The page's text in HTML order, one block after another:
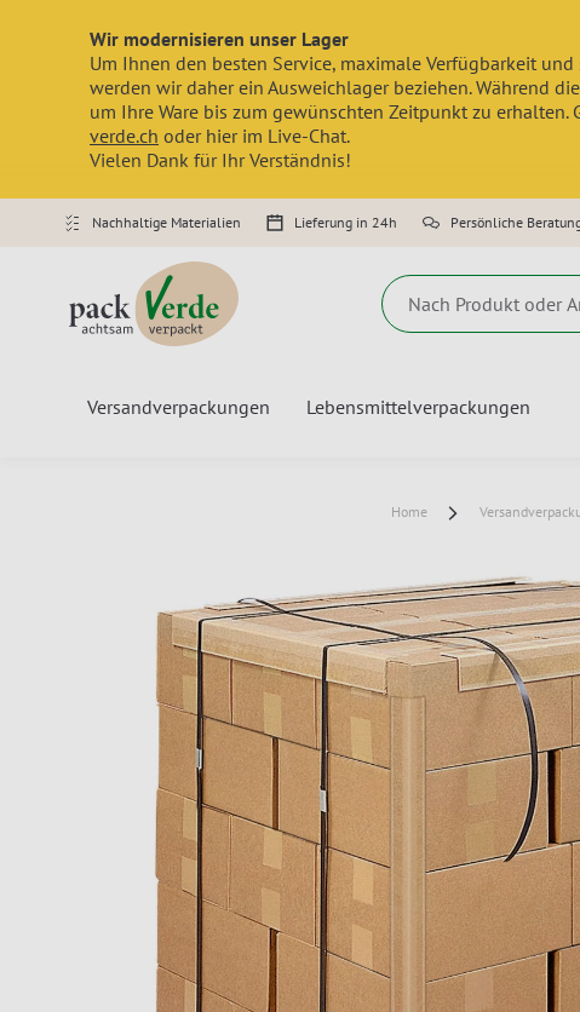
Wir modernisieren unser Lager
Um Ihnen den besten Service, maximale Verfügbarkeit
werden wir daher ein Ausweichlager beziehen. Während
um Ihre Ware bis zum gewünschten Zeitpunkt zu
verde.ch oder hier im Live-Chat.
Vielen Dank für Ihr Verständnis!
Nachhaltige Materialien Lieferung in 24h Persönliche
Versandverpackungen Lebensmittelverpackungen
Home